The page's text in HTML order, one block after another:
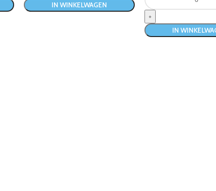
IN WINKELWAGEN
IN